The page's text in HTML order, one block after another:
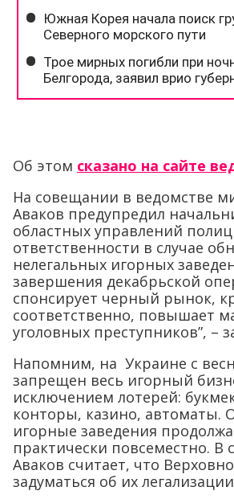
Об этом сказано на сайте
На совещании в ведомстве
Аваков предупредил
областных управлений
ответственности в случае
нелегальных игорных
завершения декабрьской
спонсирует черный рынок,
соответственно, повышает
уголовных преступников”, –
Напомним, на Украине с
запрещен весь игорный
исключением лотерей:
конторы, казино, автоматы.
игорные заведения
практически повсеместно. В
Аваков считает, что
задуматься об их